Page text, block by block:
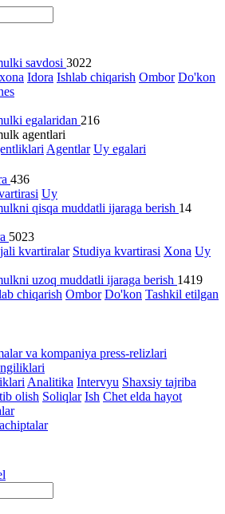
savdosi 3022
Idora Ishlab chiqarish Ombor Do'kon
egalaridan 216
agentlari
Agentlar Uy egalari
436
Uy
qisqa muddatli ijaraga berish 14
5023
kvartiralar Studiya kvartirasi Xona Uy
uzoq muddatli ijaraga berish 1419
chiqarish Ombor Do'kon Tashkil etilgan
va kompaniya press-relizlari
Analitika Intervyu Shaxsiy tajriba
olish Soliqlar Ish Chet elda hayot